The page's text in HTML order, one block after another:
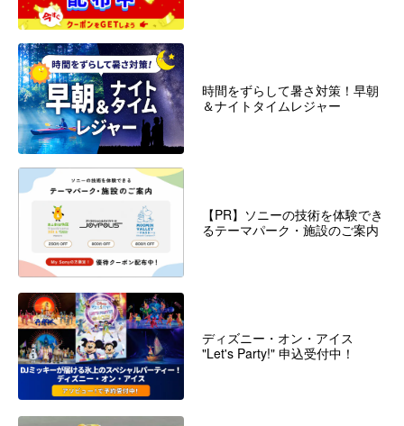
時間をずらして暑さ対策！早朝
＆ナイトタイムレジャー
【PR】ソニーの技術を体験でき
るテーマパーク・施設のご案内
ディズニー・オン・アイス
"Let's Party!" 申込受付中！